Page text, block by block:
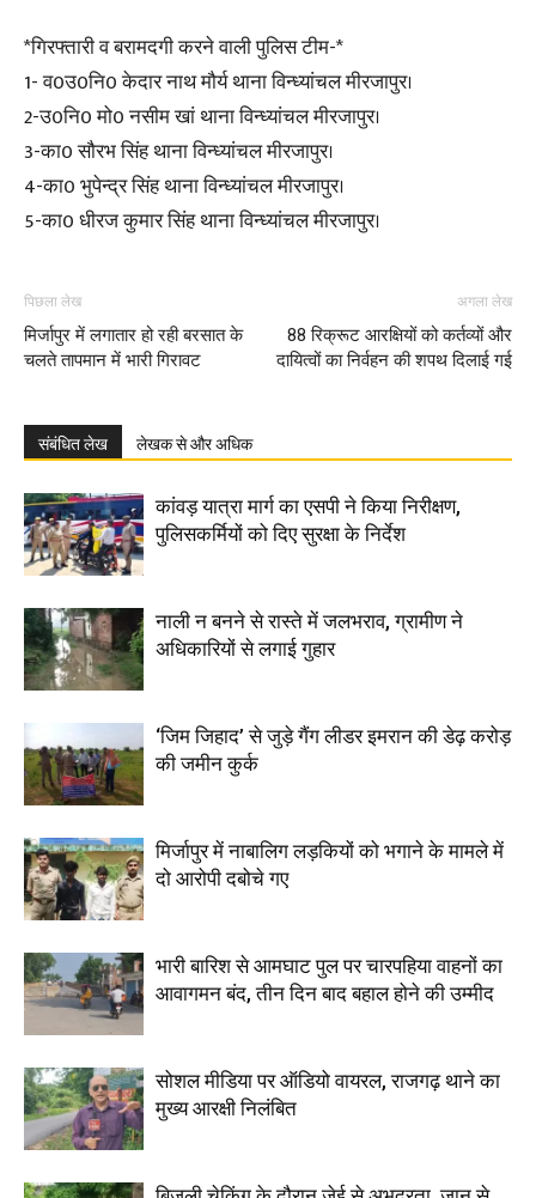
*गिरफ्तारी व बरामदगी करने वाली पुलिस टीम-*
1- व0उ0नि0 केदार नाथ मौर्य थाना विन्ध्यांचल मीरजापुर।
2-उ0नि0 मो0 नसीम खां थाना विन्ध्यांचल मीरजापुर।
3-का0 सौरभ सिंह थाना विन्ध्यांचल मीरजापुर।
4-का0 भुपेन्द्र सिंह थाना विन्ध्यांचल मीरजापुर।
5-का0 धीरज कुमार सिंह थाना विन्ध्यांचल मीरजापुर।
पिछला लेख
मिर्जापुर में लगातार हो रही बरसात के
चलते तापमान में भारी गिरावट
अगला लेख
88 रिक्रूट आरक्षियों को कर्तव्यों और
दायित्वों का निर्वहन की शपथ दिलाई गई
संबंधित लेख लेखक से और अधिक
कांवड़ यात्रा मार्ग का एसपी ने किया निरीक्षण,
पुलिसकर्मियों को दिए सुरक्षा के निर्देश
नाली न बनने से रास्ते में जलभराव, ग्रामीण ने
अधिकारियों से लगाई गुहार
‘जिम जिहाद’ से जुड़े गैंग लीडर इमरान की डेढ़ करोड़
की जमीन कुर्क
मिर्जापुर में नाबालिग लड़कियों को भगाने के मामले में
दो आरोपी दबोचे गए
भारी बारिश से आमघाट पुल पर चारपहिया वाहनों का
आवागमन बंद, तीन दिन बाद बहाल होने की उम्मीद
सोशल मीडिया पर ऑडियो वायरल, राजगढ़ थाने का
मुख्य आरक्षी निलंबित